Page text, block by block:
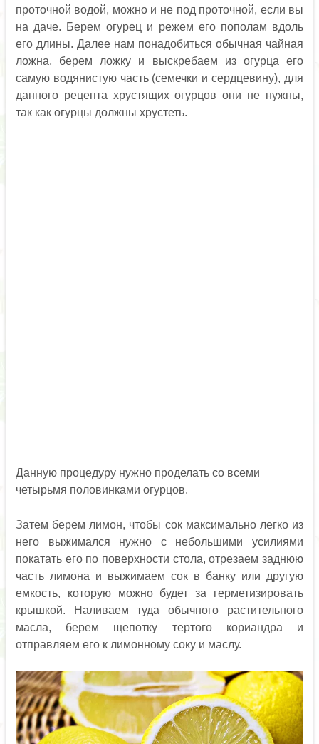
проточной водой, можно и не под проточной, если вы
на даче. Берем огурец и режем его пополам вдоль
его длины. Далее нам понадобиться обычная чайная
ложна, берем ложку и выскребаем из огурца его
самую водянистую часть (семечки и сердцевину), для
данного рецепта хрустящих огурцов они не нужны,
так как огурцы должны хрустеть.
Данную процедуру нужно проделать со всеми
четырьмя половинками огурцов.
Затем берем лимон, чтобы сок максимально легко из
него выжимался нужно с небольшими усилиями
покатать его по поверхности стола, отрезаем заднюю
часть лимона и выжимаем сок в банку или другую
емкость, которую можно будет за герметизировать
крышкой. Наливаем туда обычного растительного
масла, берем щепотку тертого кориандра и
отправляем его к лимонному соку и маслу.